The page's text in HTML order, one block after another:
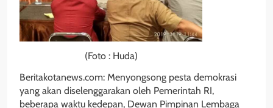
(Foto : Huda)
Beritakotanews.com: Menyongsong pesta demokrasi
yang akan diselenggarakan oleh Pemerintah RI,
beberapa waktu kedepan, Dewan Pimpinan Lembaga